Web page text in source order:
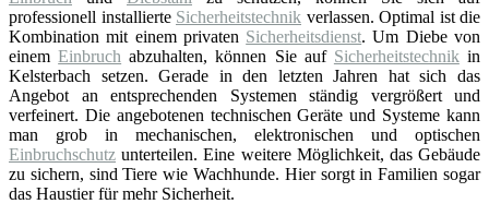
professionell installierte Sicherheitstechnik verlassen. Optimal ist die
Kombination mit einem privaten Sicherheitsdienst. Um Diebe von
einemEinbruch abzuhalten, können Sie auf Sicherheitstechnikin
Kelsterbach setzen. Gerade in den letzten Jahren hat sich das
Angebot an entsprechenden Systemen ständig vergrößert und
verfeinert. Die angebotenen technischen Geräte und Systeme kann
man grob in mechanischen, elektronischen und optischen
Einbruchschutz unterteilen. Eine weitere Möglichkeit, das Gebäude
zu sichern, sind Tiere wie Wachhunde. Hier sorgt in Familien sogar
das Haustier für mehr Sicherheit.